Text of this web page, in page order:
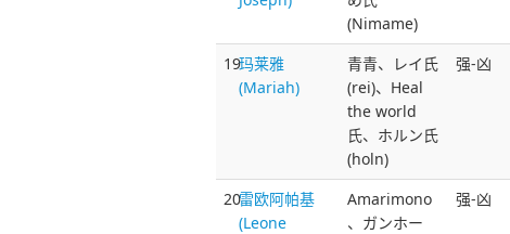
(Nimame)
19玛莱雅
(Mariah)
青青、レイ氏
(rei)、Heal
the world
氏、ホルン氏
(holn)
强-凶
20雷欧阿帕基
(Leone
Amarimono
、ガンホー
强-凶